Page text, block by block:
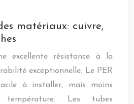
matériaux: cuivre,
excellente résistance à la
exceptionnelle. Le PER
à installer, mais moins
Les tubes